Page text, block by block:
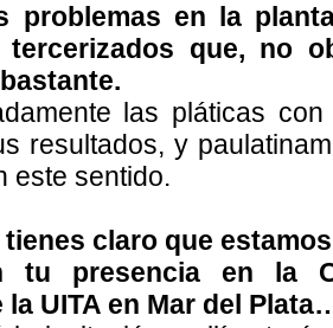
problemas en la
tercerizados que, no
las pláticas
resultados, y
este sentido.
claro que
tu presencia en la
la UITA en Mar del